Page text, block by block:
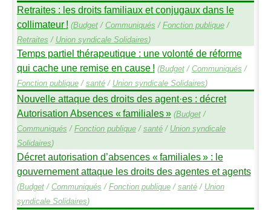
Retraites : les droits familiaux et conjugaux dans le
collimateur ! (Budget/ Communiqués / Fonction publique/
Retraites / Union syndicale Solidaires)
Temps partiel thérapeutique : une volonté de réforme
qui cache une remise en cause ! (Budget/ Communiqués /
Fonction publique/ santé/ Union syndicale Solidaires)
Nouvelle attaque des droits des agent·es : décret
Autorisation Absences « familiales» (Budget/
Communiqués / Fonction publique/ santé/ Union syndicale
Solidaires)
Décret autorisation d’absences «familiales» : le
gouvernement attaque les droits des agentes et agents
(Budget/ Communiqués / Fonction publique/ santé/ Union
syndicale Solidaires)